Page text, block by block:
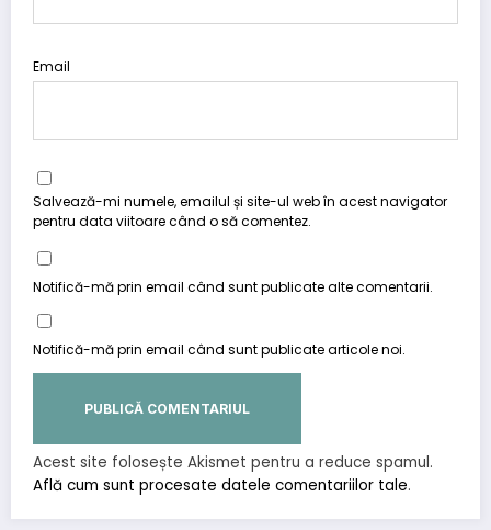
Email
Salvează-mi numele, emailul și site-ul web în acest navigator
pentru data viitoare când o să comentez.
Notifică-mă prin email când sunt publicate alte comentarii.
Notifică-mă prin email când sunt publicate articole noi.
Acest site folosește Akismet pentru a reduce spamul.
Află cum sunt procesate datele comentariilor tale.